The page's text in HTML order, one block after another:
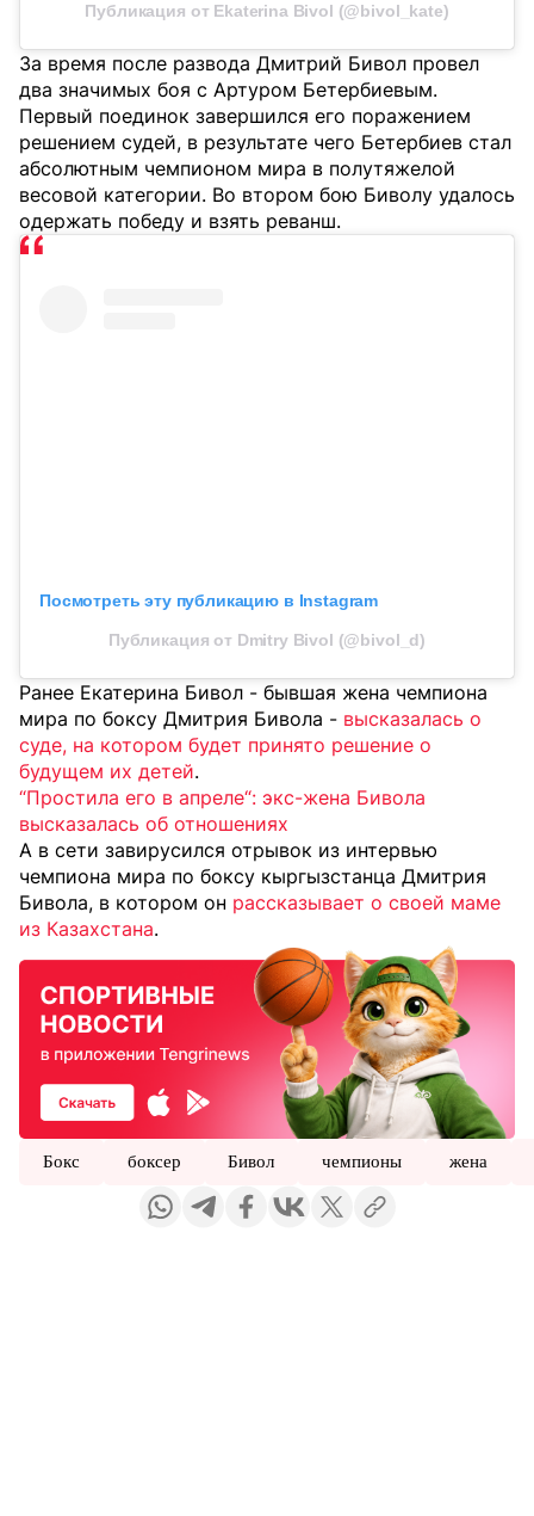
Публикация от Ekaterina Bivol (@bivol_kate)
За время после развода Дмитрий Бивол провел
два значимых боя с Артуром Бетербиевым.
Первый поединок завершился его поражением
решением судей, в результате чего Бетербиев стал
абсолютным чемпионом мира в полутяжелой
весовой категории. Во втором бою Биволу удалось
одержать победу и взять реванш.
Посмотреть эту публикацию в Instagram
Публикация от Dmitry Bivol (@bivol_d)
Ранее Екатерина Бивол - бывшая жена чемпиона
мира по боксу Дмитрия Бивола - высказалась о
суде, на котором будет принято решение о
будущем их детей.
“Простила его в апреле“: экс-жена Бивола
высказалась об отношениях
А в сети завирусился отрывок из интервью
чемпиона мира по боксу кыргызстанца Дмитрия
Бивола, в котором он рассказывает о своей маме
из Казахстана.
Бокс боксер Бивол чемпионы жена